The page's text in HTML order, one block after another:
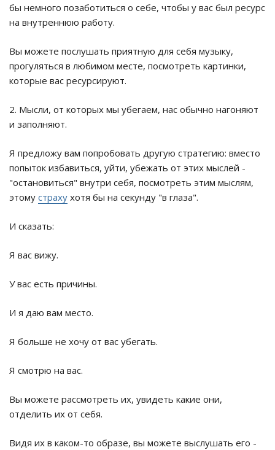
бы немного позаботиться о себе, чтобы у вас был ресурс
на внутреннюю работу.
Вы можете послушать приятную для себя музыку,
прогуляться в любимом месте, посмотреть картинки,
которые вас ресурсируют.
2. Мысли, от которых мы убегаем, нас обычно нагоняют
и заполняют.
Я предложу вам попробовать другую стратегию: вместо
попыток избавиться, уйти, убежать от этих мыслей -
"остановиться" внутри себя, посмотреть этим мыслям,
этому страху хотя бы на секунду "в глаза".
И сказать:
Я вас вижу.
У вас есть причины.
И я даю вам место.
Я больше не хочу от вас убегать.
Я смотрю на вас.
Вы можете рассмотреть их, увидеть какие они,
отделить их от себя.
Видя их в каком-то образе, вы можете выслушать его -